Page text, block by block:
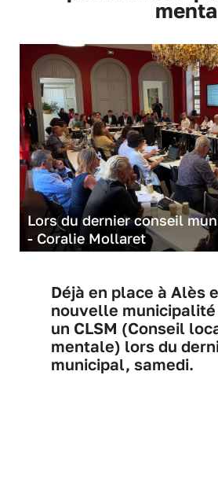
Lors du dernier conseil
- Coralie Mollaret
Déjà en place à Alès
nouvelle municipalité
un CLSM (Conseil
mentale) lors du
municipal, samedi.